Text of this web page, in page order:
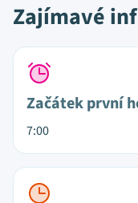
Zajímavé
Začátek první
7:00